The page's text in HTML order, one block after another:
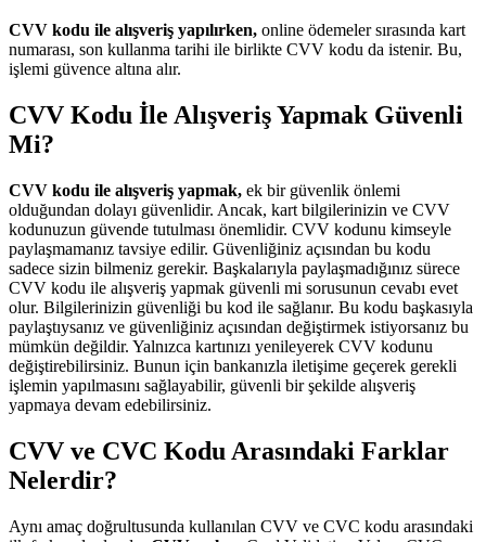
CVV kodu ile alışveriş yapılırken, online ödemeler sırasında kart
numarası, son kullanma tarihi ile birlikte CVV kodu da istenir. Bu,
işlemi güvence altına alır.
CVV Kodu İle Alışveriş Yapmak Güvenli
Mi?
CVV kodu ile alışveriş yapmak, ek bir güvenlik önlemi
olduğundan dolayı güvenlidir. Ancak, kart bilgilerinizin ve CVV
kodunuzun güvende tutulması önemlidir. CVV kodunu kimseyle
paylaşmamanız tavsiye edilir. Güvenliğiniz açısından bu kodu
sadece sizin bilmeniz gerekir. Başkalarıyla paylaşmadığınız sürece
CVV kodu ile alışveriş yapmak güvenli mi sorusunun cevabı evet
olur. Bilgilerinizin güvenliği bu kod ile sağlanır. Bu kodu başkasıyla
paylaştıysanız ve güvenliğiniz açısından değiştirmek istiyorsanız bu
mümkün değildir. Yalnızca kartınızı yenileyerek CVV kodunu
değiştirebilirsiniz. Bunun için bankanızla iletişime geçerek gerekli
işlemin yapılmasını sağlayabilir, güvenli bir şekilde alışveriş
yapmaya devam edebilirsiniz.
CVV ve CVC Kodu Arasındaki Farklar
Nelerdir?
Aynı amaç doğrultusunda kullanılan CVV ve CVC kodu arasındaki